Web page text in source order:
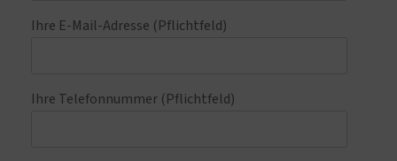
Ihre E-Mail-Adresse (Pflichtfeld)
Ihre Telefonnummer (Pflichtfeld)